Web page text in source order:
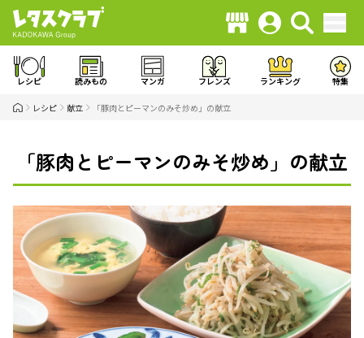
レシピ 読みもの マンガ フレンズ ランキング 特集
レシピ 献立 「豚肉とピーマンのみそ炒め」の献立
「豚肉とピーマンのみそ炒め」の献立